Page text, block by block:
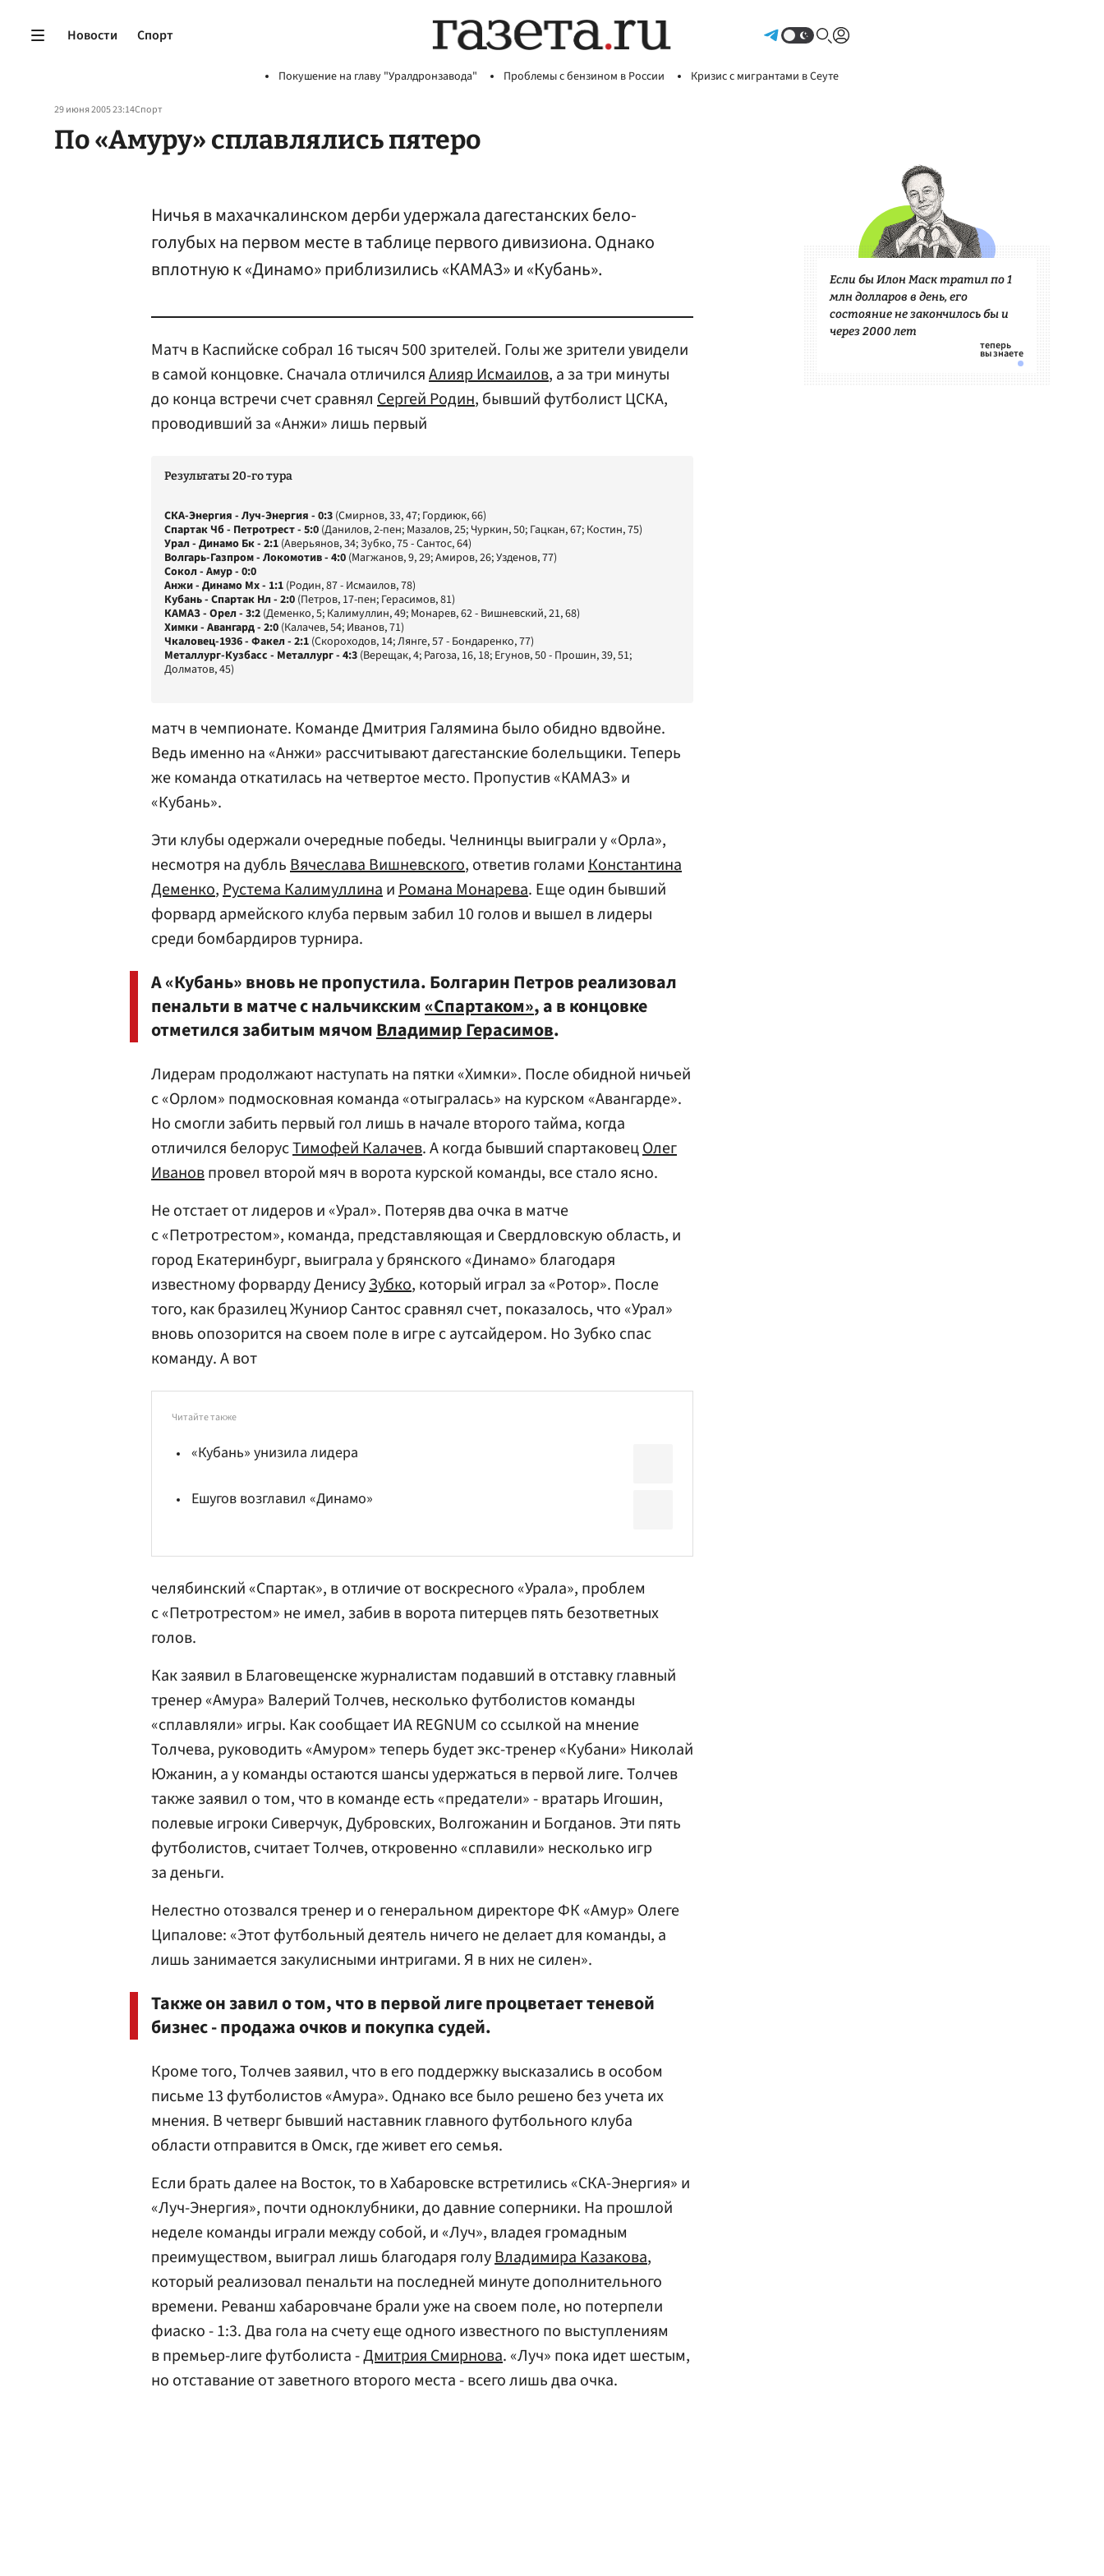
Новости Спорт
Покушение на главу "Уралдронзавода" Проблемы с бензином в России Кризис с мигрантами в Сеуте
29 июня 2005 23:14Спорт
По «Амуру» сплавлялись пятеро
Ничья в махачкалинском дерби удержала дагестанских бело-
голубых на первом месте в таблице первого дивизиона. Однако
вплотную к «Динамо» приблизились «КАМАЗ» и «Кубань».
Матч в Каспийске собрал 16 тысяч 500 зрителей. Голы же зрители увидели
в самой концовке. Сначала отличилсяАлияр Исмаилов, а за три минуты
до конца встречи счет сравнял Сергей Родин, бывший футболист ЦСКА,
проводивший за «Анжи» лишь первый
Результаты 20-го тура
СКА-Энергия - Луч-Энергия - 0:3 (Смирнов, 33, 47; Гордиюк, 66)
Спартак Чб - Петротрест - 5:0 (Данилов, 2-пен; Мазалов, 25; Чуркин, 50; Гацкан, 67; Костин, 75)
Урал - Динамо Бк - 2:1 (Аверьянов, 34; Зубко, 75 - Сантос, 64)
Волгарь-Газпром - Локомотив - 4:0 (Магжанов, 9, 29; Амиров, 26; Узденов, 77)
Сокол - Амур - 0:0
Анжи - Динамо Мх - 1:1 (Родин, 87 - Исмаилов, 78)
Кубань - Спартак Нл - 2:0 (Петров, 17-пен; Герасимов, 81)
КАМАЗ - Орел - 3:2 (Деменко, 5; Калимуллин, 49; Монарев, 62 - Вишневский, 21, 68)
Химки - Авангард - 2:0 (Калачев, 54; Иванов, 71)
Чкаловец-1936 - Факел - 2:1 (Скороходов, 14; Лянге, 57 - Бондаренко, 77)
Металлург-Кузбасс - Металлург - 4:3 (Верещак, 4; Рагоза, 16, 18; Егунов, 50 - Прошин, 39, 51;
Долматов, 45)
матч в чемпионате. КомандеДмитрия Галямина было обидно вдвойне.
Ведь именно на «Анжи» рассчитывают дагестанские болельщики. Теперь
же команда откатилась на четвертое место. Пропустив«КАМАЗ» и
«Кубань».
Эти клубы одержали очередные победы. Челнинцы выиграли у «Орла»,
несмотря на дубльВячеслава Вишневского, ответив голамиКонстантина
Деменко,Рустема КалимуллинаиРомана Монарева. Еще один бывший
форвард армейского клуба первым забил 10 голов и вышел в лидеры
среди бомбардиров турнира.
А «Кубань» вновь не пропустила. Болгарин Петров реализовал
пенальти в матче с нальчикским «Спартаком», а в концовке
отметился забитым мячом Владимир Герасимов.
Лидерам продолжают наступать на пятки «Химки». После обидной ничьей
с «Орлом» подмосковная команда «отыгралась» на курском «Авангарде».
Но смогли забить первый гол лишь в начале второго тайма, когда
отличился белорусТимофей Калачев. А когда бывший спартаковецОлег
Ивановпровел второй мяч в ворота курской команды, все стало ясно.
Не отстает от лидеров и «Урал». Потеряв два очка в матче
с «Петротрестом», команда, представляющая и Свердловскую область, и
город Екатеринбург, выиграла у брянского «Динамо» благодаря
известному форварду ДенисуЗубко, который играл за «Ротор». После
того, как бразилец Жуниор Сантос сравнял счет, показалось, что «Урал»
вновь опозорится на своем поле в игре с аутсайдером. Но Зубко спас
команду. А вот
Читайте также
«Кубань» унизила лидера
Ешугов возглавил «Динамо»
челябинский «Спартак», в отличие от воскресного «Урала», проблем
с «Петротрестом» не имел, забив в ворота питерцев пять безответных
голов.
Как заявил в Благовещенске журналистам подавший в отставку главный
тренер «Амура» Валерий Толчев, несколько футболистов команды
«сплавляли» игры. Как сообщает ИА REGNUM со ссылкой на мнение
Толчева, руководить «Амуром» теперь будет экс-тренер «Кубани» Николай
Южанин, а у команды остаются шансы удержаться в первой лиге. Толчев
также заявил о том, что в команде есть «предатели» - вратарь Игошин,
полевые игроки Сиверчук, Дубровских, Волгожанин и Богданов. Эти пять
футболистов, считает Толчев, откровенно «сплавили» несколько игр
за деньги.
Нелестно отозвался тренер и о генеральном директоре ФК «Амур» Олеге
Ципалове: «Этот футбольный деятель ничего не делает для команды, а
лишь занимается закулисными интригами. Я в них не силен».
Также он завил о том, что в первой лиге процветает теневой
бизнес - продажа очков и покупка судей.
Кроме того, Толчев заявил, что в его поддержку высказались в особом
письме 13 футболистов «Амура». Однако все было решено без учета их
мнения. В четверг бывший наставник главного футбольного клуба
области отправится в Омск, где живет его семья.
Если брать далее на Восток, то в Хабаровске встретились «СКА-Энергия» и
«Луч-Энергия», почти одноклубники, до давние соперники. На прошлой
неделе команды играли между собой, и «Луч», владея громадным
преимуществом, выиграл лишь благодаря голуВладимира Казакова,
который реализовал пенальти на последней минуте дополнительного
времени. Реванш хабаровчане брали уже на своем поле, но потерпели
фиаско - 1:3. Два гола на счету еще одного известного по выступлениям
в премьер-лиге футболиста -Дмитрия Смирнова. «Луч» пока идет шестым,
но отставание от заветного второго места - всего лишь два очка.
Если бы Илон Маск тратил по 1
млн долларов в день, его
состояние не закончилось бы и
через 2000 лет